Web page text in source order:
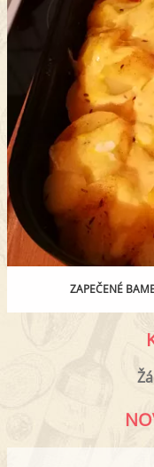
ZAPEČENÉ